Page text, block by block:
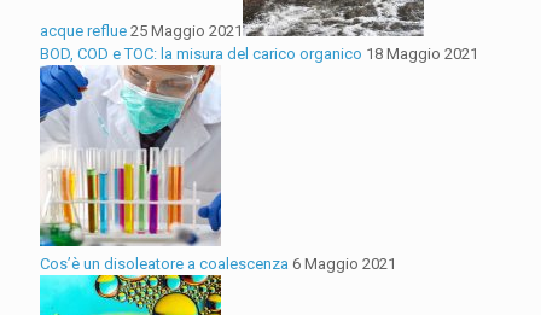
acque reflue 25 Maggio 2021
BOD, COD e TOC: la misura del carico organico 18 Maggio 2021
Cos’è un disoleatore a coalescenza 6 Maggio 2021